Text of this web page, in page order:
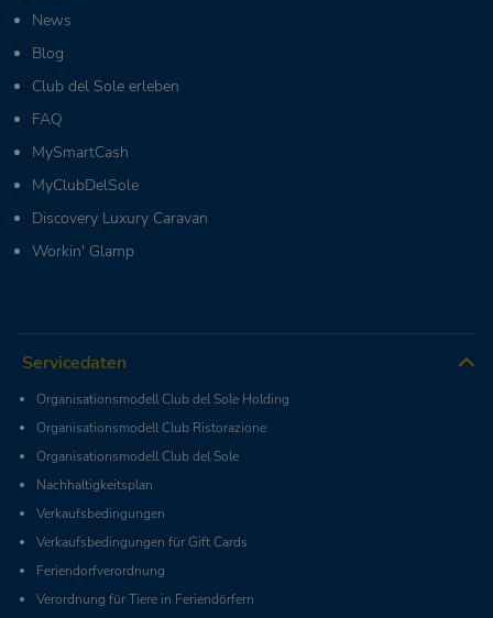
News
Blog
Club del Sole erleben
FAQ
MySmartCash
MyClubDelSole
Discovery Luxury Caravan
Workin' Glamp
Servicedaten
Organisationsmodell Club del Sole Holding
Organisationsmodell Club Ristorazione
Organisationsmodell Club del Sole
Nachhaltigkeitsplan
Verkaufsbedingungen
Verkaufsbedingungen für Gift Cards
Feriendorfverordnung
Verordnung für Tiere in Feriendörfern